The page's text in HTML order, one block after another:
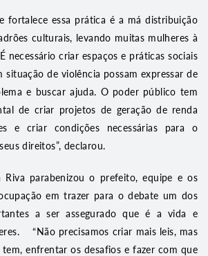
fortalece essa prática é a má distribuição
culturais, levando muitas mulheres à
necessário criar espaços e práticas sociais
situação de violência possam expressar de
e buscar ajuda. O poder público tem
de criar projetos de geração de renda
e criar condições necessárias para o
direitos”, declarou.
Riva parabenizou o prefeito, equipe e os
em trazer para o debate um dos
a ser assegurado que é a vida e
“Não precisamos criar mais leis, mas
enfrentar os desafios e fazer com que